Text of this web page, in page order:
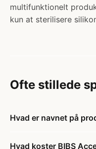
multifunktionelt
kun at sterilisere
Ofte stillede
Hvad er navnet på
Hvad koster BIBS